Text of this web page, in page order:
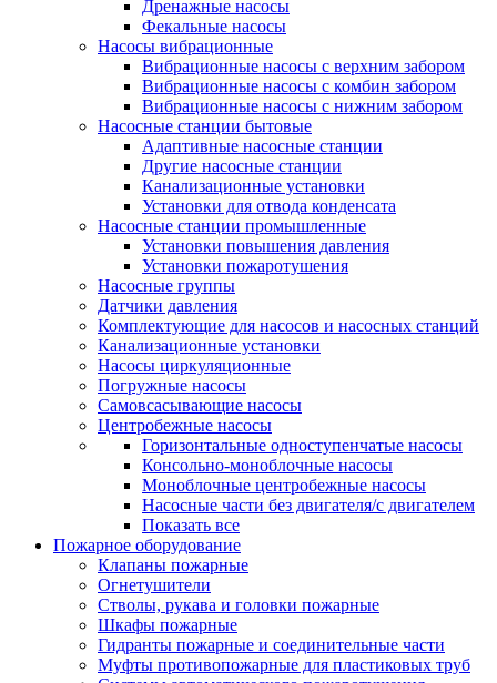
Дренажные насосы
Фекальные насосы
Насосы вибрационные
Вибрационные насосы с верхним забором
Вибрационные насосы с комбин забором
Вибрационные насосы с нижним забором
Насосные станции бытовые
Адаптивные насосные станции
Другие насосные станции
Канализационные установки
Установки для отвода конденсата
Насосные станции промышленные
Установки повышения давления
Установки пожаротушения
Насосные группы
Датчики давления
Комплектующие для насосов и насосных станций
Канализационные установки
Насосы циркуляционные
Погружные насосы
Самовсасывающие насосы
Центробежные насосы
Горизонтальные одноступенчатые насосы
Консольно-моноблочные насосы
Моноблочные центробежные насосы
Насосные части без двигателя/с двигателем
Показать все
Пожарное оборудование
Клапаны пожарные
Огнетушители
Стволы, рукава и головки пожарные
Шкафы пожарные
Гидранты пожарные и соединительные части
Муфты противопожарные для пластиковых труб